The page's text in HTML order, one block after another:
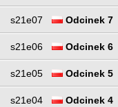
s21e07 Odcinek 7
s21e06 Odcinek 6
s21e05 Odcinek 5
s21e04 Odcinek 4